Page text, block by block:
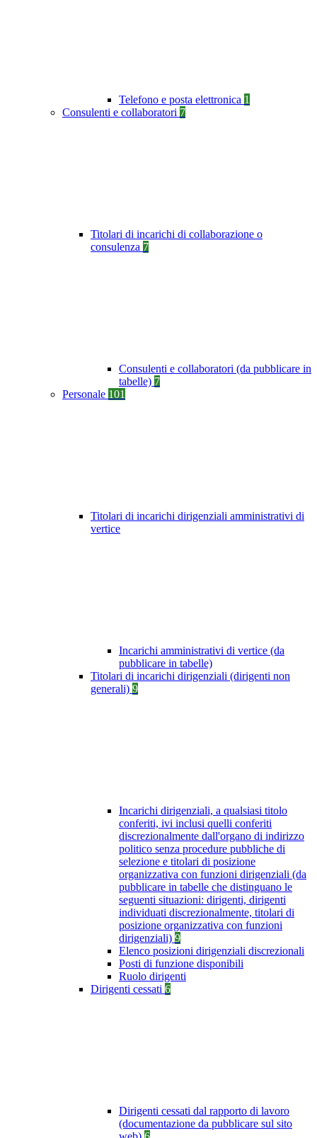
Telefono e posta elettronica 1
Consulenti e collaboratori 7
Titolari di incarichi di collaborazione o
consulenza 7
Consulenti e collaboratori (da pubblicare in
tabelle) 7
Personale 101
Titolari di incarichi dirigenziali amministrativi di
vertice
Incarichi amministrativi di vertice (da
pubblicare in tabelle)
Titolari di incarichi dirigenziali (dirigenti non
generali) 9
Incarichi dirigenziali, a qualsiasi titolo
conferiti, ivi inclusi quelli conferiti
discrezionalmente dall'organo di indirizzo
politico senza procedure pubbliche di
selezione e titolari di posizione
organizzativa con funzioni dirigenziali (da
pubblicare in tabelle che distinguano le
seguenti situazioni: dirigenti, dirigenti
individuati discrezionalmente, titolari di
posizione organizzativa con funzioni
dirigenziali) 9
Elenco posizioni dirigenziali discrezionali
Posti di funzione disponibili
Ruolo dirigenti
Dirigenti cessati 6
Dirigenti cessati dal rapporto di lavoro
(documentazione da pubblicare sul sito